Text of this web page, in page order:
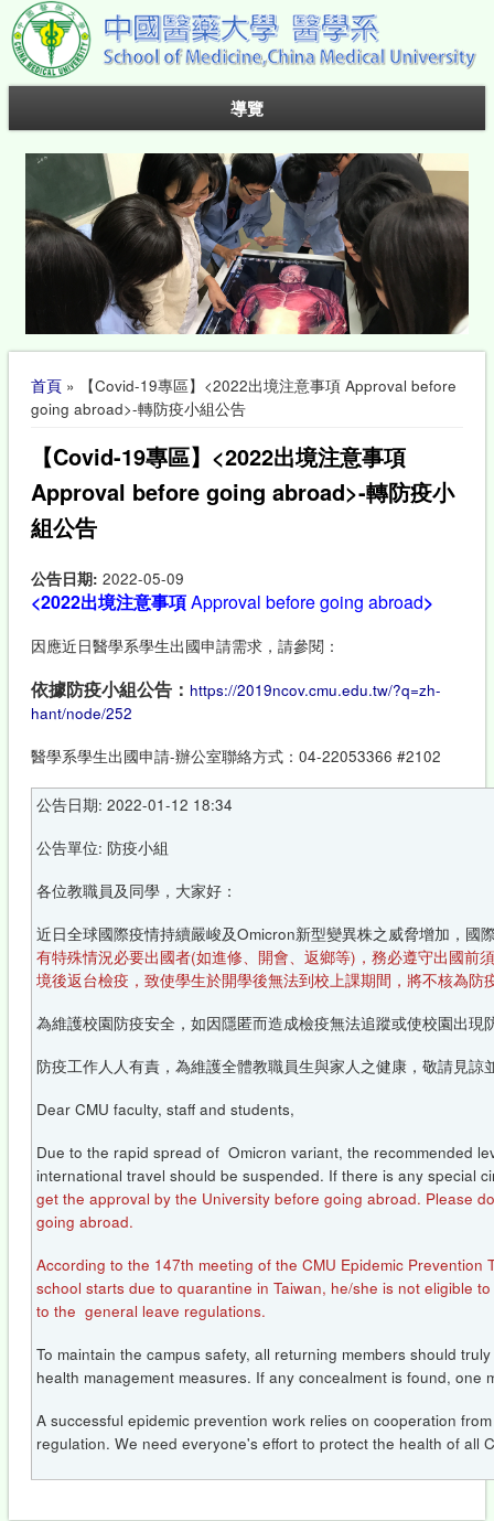
導覽
您在這裡
首頁» 【Covid-19專區】<2022出境注意事項 Approval before
going abroad>-轉防疫小組公告
【Covid-19專區】<2022出境注意事項
Approval before going abroad>-轉防疫小
組公告
公告日期: 2022-05-09
<2022出境注意事項Approval before going abroad>
因應近日醫學系學生出國申請需求，請參閱：
依據防疫小組公告： https://2019ncov.cmu.edu.tw/?q=zh-
hant/node/252
醫學系學生出國申請-辦公室聯絡方式：04-22053366 #2102
公告日期: 2022-01-12 18:34
公告單位: 防疫小組
各位教職員及同學，大家好：
近日全球國際疫情持續嚴峻及Omicron新型變異株之威脅增加，
有特殊情況必要出國者(如進修、開會、返鄉等)，務必遵守出國前
境後返台檢疫，致使學生於開學後無法到校上課期間，將不核為
為維護校園防疫安全，如因隱匿而造成檢疫無法追蹤或使校園出
防疫工作人人有責，為維護全體教職員生與家人之健康，敬請見諒
Dear CMU faculty, staff and students,
Due to the rapid spread of Omicron variant, the recommended
international travel should be suspended. If there is any special
get the approval by the University before going abroad. Please
going abroad.
According to the 147th meeting of the CMU Epidemic
school starts due to quarantine in Taiwan, he/she is not eligible
to the general leave regulations.
To maintain the campus safety, all returning members should
health management measures. If any concealment is found,
A successful epidemic prevention work relies on cooperation
regulation. We need everyone's effort to protect the health of all